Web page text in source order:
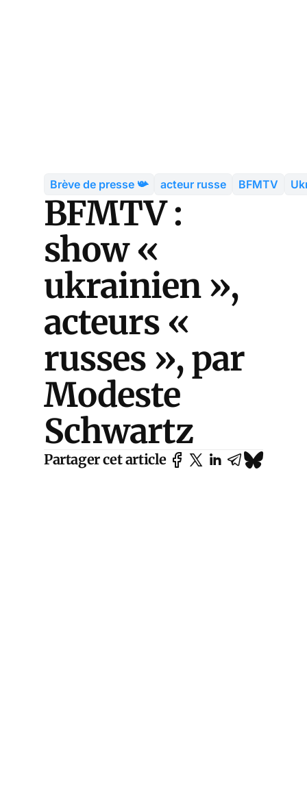
Brève de presse 📯 acteur russe BFMTV
BFMTV :
show «
ukrainien »,
acteurs «
russes », par
Modeste
Schwartz
Partager cet article